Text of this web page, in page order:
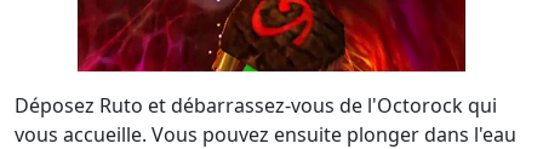
Déposez Ruto et débarrassez-vous de l'Octorock qui
vous accueille. Vous pouvez ensuite plonger dans l'eau